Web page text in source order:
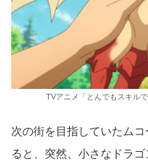
TVアニメ「とんでもスキル
次の街を目指していたム
ると、突然、小さなドラ